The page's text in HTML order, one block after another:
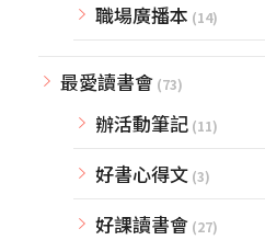
職場廣播本 (14)
最愛讀書會 (73)
辦活動筆記 (11)
好書心得文 (3)
好課讀書會 (27)